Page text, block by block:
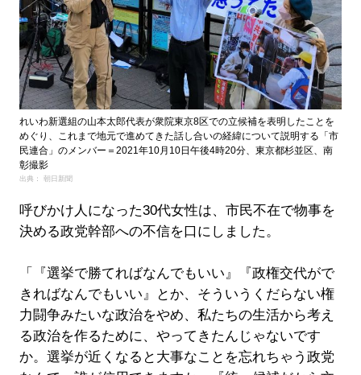
れいわ新選組の山本太郎代表が衆院東京8区での立候補を表明したことを
めぐり、これまで地元で進めてきた話し合いの経緯について説明する「市
民連合」のメンバー＝2021年10月10日午後4時20分、東京都杉並区、南
彰撮影
出典： 朝日新聞
呼びかけ人になった30代女性は、市民不在で物事を
決める政党幹部への不信を口にしました。
「『選挙で勝てればなんでもいい』『政権交代がで
きればなんでもいい』とか、そういうくだらない権
力闘争みたいな政治をやめ、私たちの生活から考え
る政治を作るために、やってきたんじゃないです
か。選挙が近くなると大事なことを忘れちゃう政党